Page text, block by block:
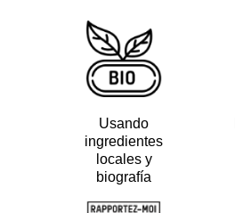
Usando
ingredientes
locales y
biografía